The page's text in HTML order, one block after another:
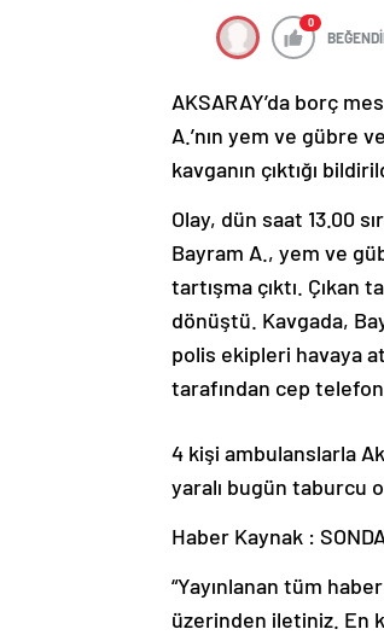
0
AKSARAY’da borç
A.’nın yem ve gübre
kavganın çıktığı
Olay, dün saat 13.00
Bayram A., yem ve
tartışma çıktı. Çıkan
dönüştü. Kavgada,
polis ekipleri havaya
tarafından cep
4 kişi ambulanslarla
yaralı bugün taburcu
Haber Kaynak :
“Yayınlanan tüm
üzerinden iletiniz. En